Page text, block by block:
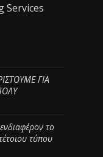
Services
ΓΙΑ
το
τύπου